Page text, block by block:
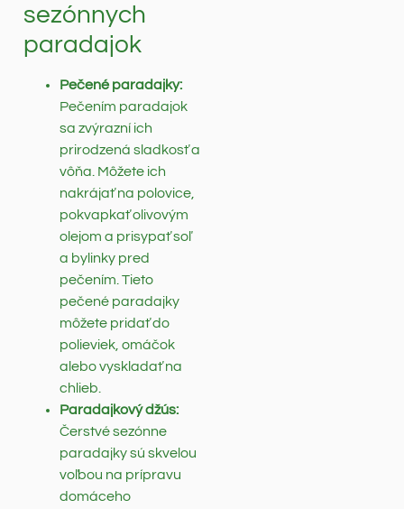
sezónnych
paradajok
Pečené paradajky:
Pečením paradajok
sa zvýrazní ich
prirodzená sladkosť a
vôňa. Môžete ich
nakrájať na polovice,
pokvapkať olivovým
olejom a prisypať soľ
a bylinky pred
pečením. Tieto
pečené paradajky
môžete pridať do
polieviek, omáčok
alebo vyskladať na
chlieb.
Paradajkový džús:
Čerstvé sezónne
paradajky sú skvelou
voľbou na prípravu
domáceho